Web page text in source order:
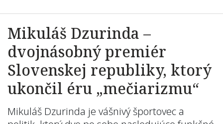
Mikuláš Dzurinda –
dvojnásobný premiér
Slovenskej republiky, ktorý
ukončil éru „mečiarizmu“
Mikuláš Dzurinda je vášnivý športovec a